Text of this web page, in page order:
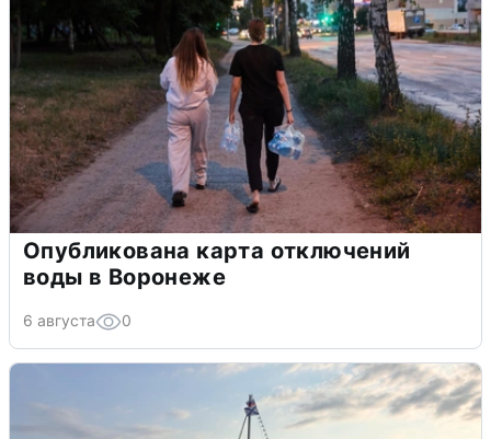
Опубликована карта отключений
воды в Воронеже
6 августа 0